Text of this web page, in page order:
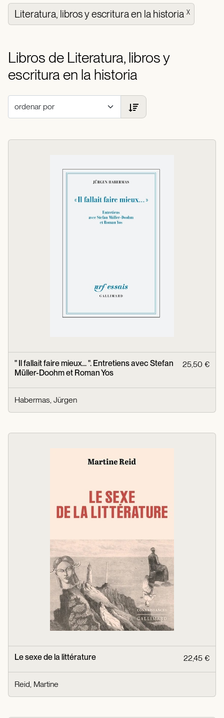
Literatura, libros y escritura en la historia X
Libros de Literatura, libros y
escritura en la historia
" Il fallait faire mieux... ". Entretiens avec Stefan
Müller-Doohm et Roman Yos
25,50 €
Habermas, Jürgen
Le sexe de la littérature 22,45 €
Reid, Martine